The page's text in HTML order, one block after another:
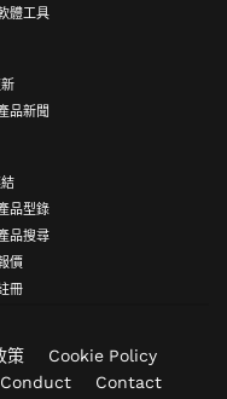
體工具
品新聞
品型錄
品搜尋
價
冊
策
Cookie Policy
Contact